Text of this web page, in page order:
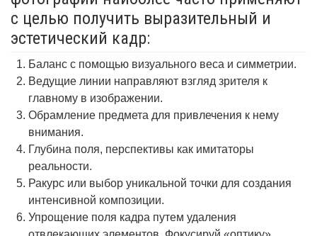
с целью получить выразительный и
эстетический кадр:
Баланс с помощью визуального веса и симметрии.
Ведущие линии направляют взгляд зрителя к
главному в изображении.
Обрамление предмета для привлечения к нему
внимания.
Глубина поля, перспективы как имитаторы
реальности.
Ракурс или выбор уникальной точки для создания
интенсивной композиции.
Упрощение поля кадра путем удаления